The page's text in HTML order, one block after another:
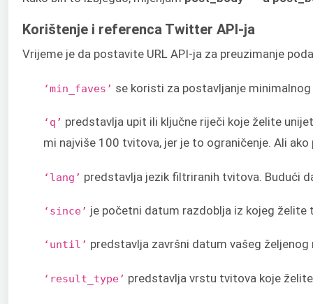
Korištenje i referenca Twitter API-ja
Vrijeme je da postavite URL API-ja za preuzimanje
‘min_faves’ se koristi za postavljanje
‘q’ predstavlja upit ili ključne riječi koje želite
mi najviše 100 tvitova, jer je to ograničenje. Ali
‘lang’ predstavlja jezik filtriranih tvitova. Budući
‘since’ je početni datum razdoblja iz kojeg želite
‘until’ predstavlja završni datum vašeg
‘result_type’ predstavlja vrstu tvitova koje